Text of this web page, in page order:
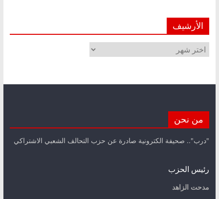
الأرشيف
الأرشيف
من نحن
"درب".. صحيفة الكترونية صادرة عن حزب التحالف الشعبي الاشتراكي
رئيس الحزب
مدحت الزاهد